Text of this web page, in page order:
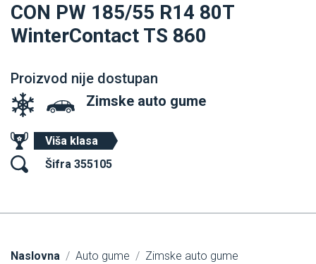
CON PW 185/55 R14 80T
WinterContact TS 860
Proizvod nije dostupan
Zimske auto gume
Viša klasa
Šifra 355105
Naslovna Auto gume Zimske auto gume